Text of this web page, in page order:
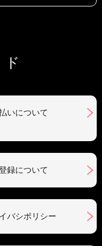
いについて
録について
バシポリシー